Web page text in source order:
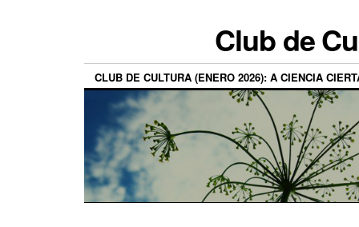
Club de
CLUB DE CULTURA (ENERO 2026): A CIENCIA